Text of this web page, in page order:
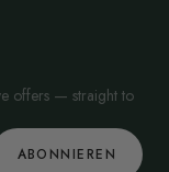
offers — straight to
ABONNIEREN